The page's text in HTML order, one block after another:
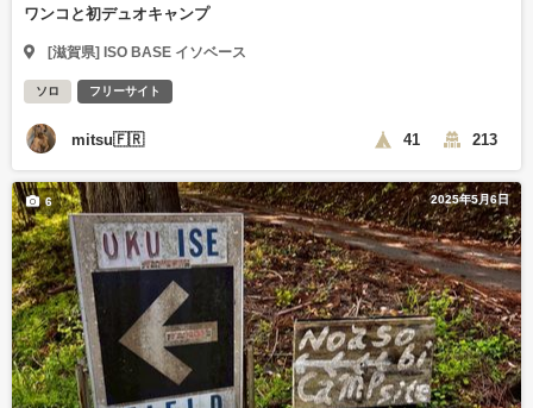
ワンコと初デュオキャンプ
[滋賀県] ISO BASE イソベース
ソロ フリーサイト
mitsu🇫🇷 41 213
2025年5月6日
6